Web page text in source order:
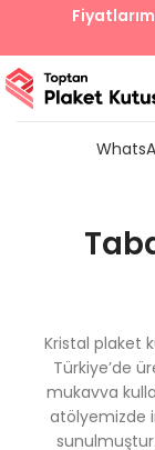
Kristal plaket
Türkiye’de
mukavva
atölyemizde